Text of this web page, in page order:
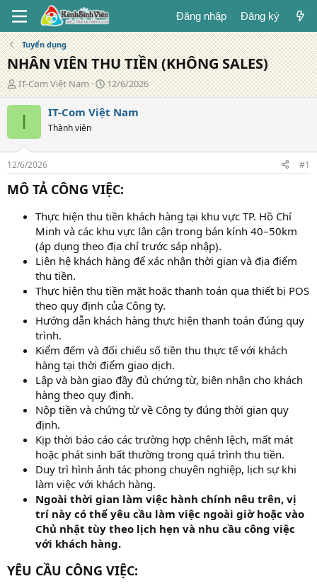
Đăng nhập Đăng ký
Tuyển dụng
NHÂN VIÊN THU TIỀN (KHÔNG SALES)
T
á
c
ả
IT-Com Việt Nam
N
g
à
g
12/6/2026
I IT-Com Việt Nam
Thành viên
12/6/2026 #1
MÔ TẢ CÔNG VIỆC:
Thực hiện thu tiền khách hàng tại khu vực TP. Hồ Chí
Minh và các khu vực lân cận trong bán kính 40–50km
(áp dụng theo địa chỉ trước sáp nhập).
Liên hệ khách hàng để xác nhận thời gian và địa điểm
thu tiền.
Thực hiện thu tiền mặt hoặc thanh toán qua thiết bị POS
theo quy định của Công ty.
Hướng dẫn khách hàng thực hiện thanh toán đúng quy
trình.
Kiểm đếm và đối chiếu số tiền thu thực tế với khách
hàng tại thời điểm giao dịch.
Lập và bàn giao đầy đủ chứng từ, biên nhận cho khách
hàng theo quy định.
Nộp tiền và chứng từ về Công ty đúng thời gian quy
định.
Kịp thời báo cáo các trường hợp chênh lệch, mất mát
hoặc phát sinh bất thường trong quá trình thu tiền.
Duy trì hình ảnh tác phong chuyên nghiệp, lịch sự khi
làm việc với khách hàng.
Ngoài thời gian làm việc hành chính nêu trên, vị
trí này có thể yêu cầu làm việc ngoài giờ hoặc vào
Chủ nhật tùy theo lịch hẹn và nhu cầu công việc
với khách hàng.
YÊU CẦU CÔNG VIỆC: